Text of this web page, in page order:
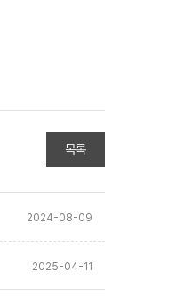
목록
2024-08-09
2025-04-11